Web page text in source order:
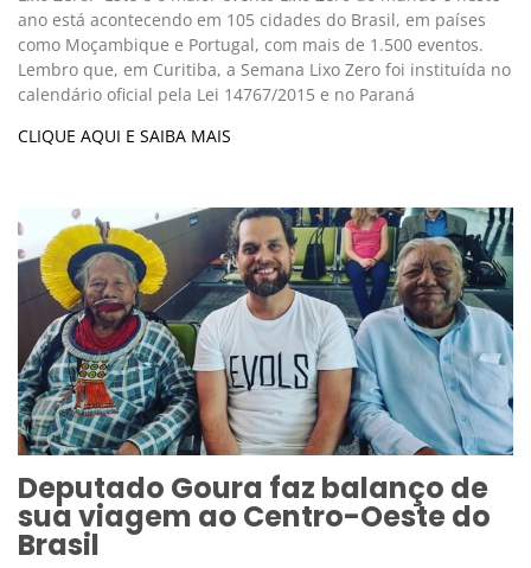
ano está acontecendo em 105 cidades do Brasil, em países
como Moçambique e Portugal, com mais de 1.500 eventos.
Lembro que, em Curitiba, a Semana Lixo Zero foi instituída no
calendário oficial pela Lei 14767/2015 e no Paraná
CLIQUE AQUI E SAIBA MAIS
Deputado Goura faz balanço de
sua viagem ao Centro-Oeste do
Brasil